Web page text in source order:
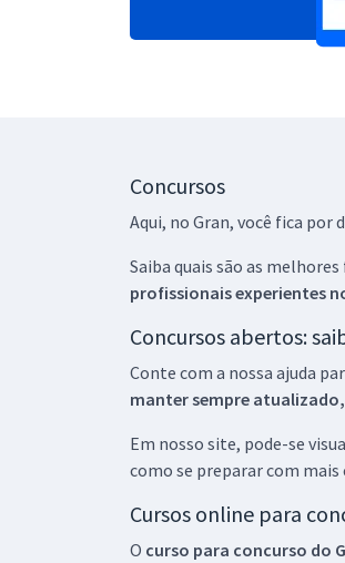
Concursos
Aqui, no Gran, você fica por
Saiba quais são as
profissionais experientes
Concursos abertos:
Conte com a nossa ajuda
manter sempre
Em nosso site, pode-se
como se preparar com
Cursos online para
O curso para concurso do